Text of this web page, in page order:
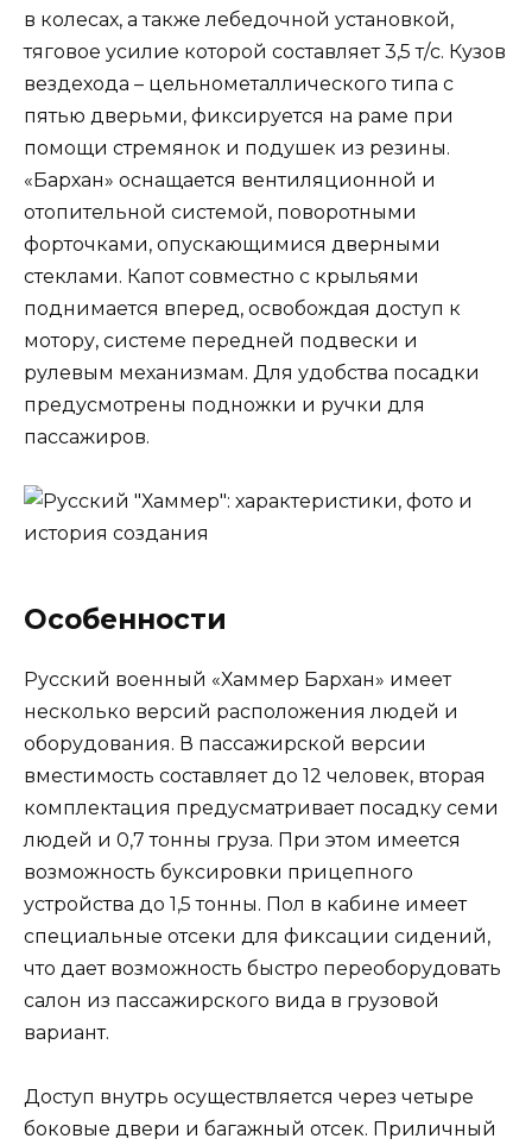
в колесах, а также лебедочной установкой,
тяговое усилие которой составляет 3,5 т/с. Кузов
вездехода – цельнометаллического типа с
пятью дверьми, фиксируется на раме при
помощи стремянок и подушек из резины.
«Бархан» оснащается вентиляционной и
отопительной системой, поворотными
форточками, опускающимися дверными
стеклами. Капот совместно с крыльями
поднимается вперед, освобождая доступ к
мотору, системе передней подвески и
рулевым механизмам. Для удобства посадки
предусмотрены подножки и ручки для
пассажиров.
Особенности
Русский военный «Хаммер Бархан» имеет
несколько версий расположения людей и
оборудования. В пассажирской версии
вместимость составляет до 12 человек, вторая
комплектация предусматривает посадку семи
людей и 0,7 тонны груза. При этом имеется
возможность буксировки прицепного
устройства до 1,5 тонны. Пол в кабине имеет
специальные отсеки для фиксации сидений,
что дает возможность быстро переоборудовать
салон из пассажирского вида в грузовой
вариант.
Доступ внутрь осуществляется через четыре
боковые двери и багажный отсек. Приличный